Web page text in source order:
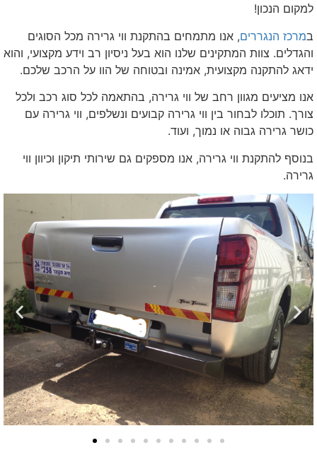
למקום הנכון!
במרכז הנגררים, אנו מתמחים בהתקנת ווי גרירה מכל הסוגים
והגדלים. צוות המתקינים שלנו הוא בעל ניסיון רב וידע מקצועי, והוא
ידאג להתקנה מקצועית, אמינה ובטוחה של הוו על הרכב שלכם.
אנו מציעים מגוון רחב של ווי גרירה, בהתאמה לכל סוג רכב ולכל
צורך. תוכלו לבחור בין ווי גרירה קבועים ונשלפים, ווי גרירה עם
כושר גרירה גבוה או נמוך, ועוד.
בנוסף להתקנת ווי גרירה, אנו מספקים גם שירותי תיקון וכיוון ווי
גרירה.